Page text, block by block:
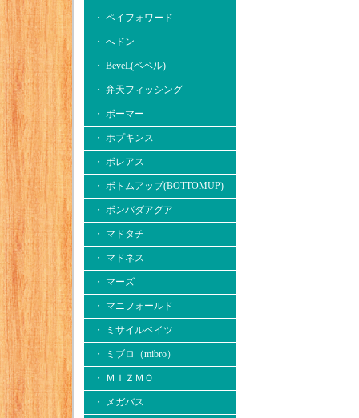
・ ペイフォワード
・ へドン
・ BeveL(ベベル)
・ 弁天フィッシング
・ ボーマー
・ ホプキンス
・ ボレアス
・ ボトムアップ(BOTTOMUP)
・ ボンバダアグア
・ マドタチ
・ マドネス
・ マーズ
・ マニフォールド
・ ミサイルベイツ
・ ミブロ（mibro）
・ ＭＩＺＭＯ
・ メガバス